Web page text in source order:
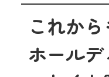
これか
ホール